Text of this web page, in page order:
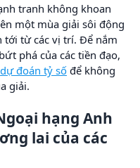
tranh không khoan
một mùa giải sôi động
tới từ các vị trí. Để nắm
phá của các tiền đạo,
dự đoán tỷ số để không
giải.
hạng Anh
lai của các